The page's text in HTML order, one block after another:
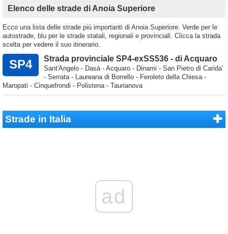
Elenco delle strade di Anoia Superiore
Ecco una lista delle strade più importanti di Anoia Superiore. Verde per le
autostrade, blu per le strade statali, regionali e provinciali. Clicca la strada
scelta per vedere il suo itinerario.
SP4 Strada provinciale SP4-exSS536 - di Acquaro
Sant'Angelo - Dasà - Acquaro - Dinami - San Pietro di Carida'
- Serrata - Laureana di Borrello - Feroleto della Chiesa -
Maropati - Cinquefrondi - Polistena - Taurianova
Strade in Italia
ad